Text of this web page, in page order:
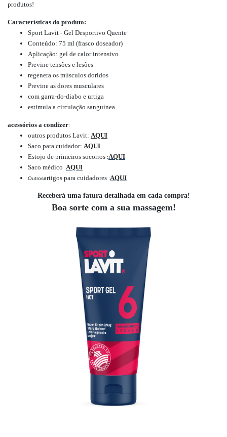
produtos!
Características do produto:
Sport Lavit - Gel Desportivo Quente
Conteúdo: 75 ml (frasco doseador)
Aplicação: gel de calor intensivo
Previne tensões e lesões
regenera os músculos doridos
Previne as dores musculares
com garra-do-diabo e urtiga
estimula a circulação sanguínea
acessórios a condizer:
outros produtos Lavit: AQUI
Saco para cuidador: AQUI
Estojo de primeiros socorros :AQUI
Saco médico :AQUI
Outrosartigos para cuidadores :AQUI
Receberá uma fatura detalhada em cada compra!
Boa sorte com a sua massagem!